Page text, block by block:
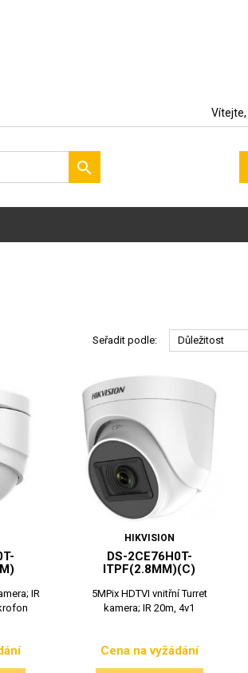
Vítejte,

Seřadit podle: Důležitost
IR
HIKVISION
DS-2CE76H0T-
ITPF(2.8MM)(C)
5MPix HDTVI vnitřní Turret
kamera; IR 20m, 4v1
Cena
Cena na vyžádání